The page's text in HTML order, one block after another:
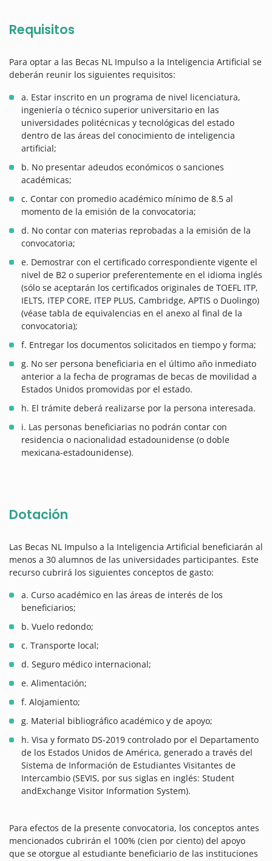
Requisitos
Para optar a las Becas NL Impulso a la Inteligencia Artificial se
deberán reunir los siguientes requisitos:
a. Estar inscrito en un programa de nivel licenciatura,
ingeniería o técnico superior universitario en las
universidades politécnicas y tecnológicas del estado
dentro de las áreas del conocimiento de inteligencia
artificial;
b. No presentar adeudos económicos o sanciones
académicas;
c. Contar con promedio académico mínimo de 8.5 al
momento de la emisión de la convocatoria;
d. No contar con materias reprobadas a la emisión de la
convocatoria;
e. Demostrar con el certificado correspondiente vigente el
nivel de B2 o superior preferentemente en el idioma inglés
(sólo se aceptarán los certificados originales de TOEFL ITP,
IELTS, ITEP CORE, ITEP PLUS, Cambridge, APTIS o Duolingo)
(véase tabla de equivalencias en el anexo al final de la
convocatoria);
f. Entregar los documentos solicitados en tiempo y forma;
g. No ser persona beneficiaria en el último año inmediato
anterior a la fecha de programas de becas de movilidad a
Estados Unidos promovidas por el estado.
h. El trámite deberá realizarse por la persona interesada.
i. Las personas beneficiarias no podrán contar con
residencia o nacionalidad estadounidense (o doble
mexicana-estadounidense).
Dotación
Las Becas NL Impulso a la Inteligencia Artificial beneficiarán al
menos a 30 alumnos de las universidades participantes. Este
recurso cubrirá los siguientes conceptos de gasto:
a. Curso académico en las áreas de interés de los
beneficiarios;
b. Vuelo redondo;
c. Transporte local;
d. Seguro médico internacional;
e. Alimentación;
f. Alojamiento;
g. Material bibliográfico académico y de apoyo;
h. Visa y formato DS-2019 controlado por el Departamento
de los Estados Unidos de América, generado a través del
Sistema de Información de Estudiantes Visitantes de
Intercambio (SEVIS, por sus siglas en inglés: Student
andExchange Visitor Information System).
Para efectos de la presente convocatoria, los conceptos antes
mencionados cubrirán el 100% (cien por ciento) del apoyo
que se otorgue al estudiante beneficiario de las instituciones